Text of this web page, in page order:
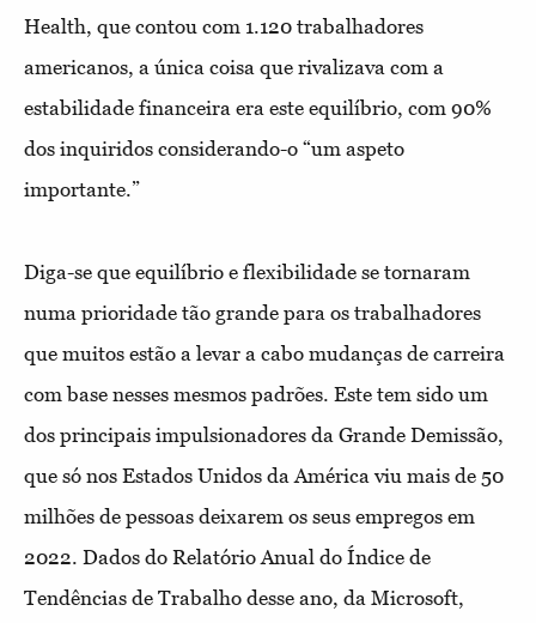
Health, que contou com 1.120 trabalhadores
americanos, a única coisa que rivalizava com a
estabilidade financeira era este equilíbrio, com 90%
dos inquiridos considerando-o “um aspeto
importante.”
Diga-se que equilíbrio e flexibilidade se tornaram
numa prioridade tão grande para os trabalhadores
que muitos estão a levar a cabo mudanças de carreira
com base nesses mesmos padrões. Este tem sido um
dos principais impulsionadores da Grande Demissão,
que só nos Estados Unidos da América viu mais de 50
milhões de pessoas deixarem os seus empregos em
2022. Dados do Relatório Anual do Índice de
Tendências de Trabalho desse ano, da Microsoft,